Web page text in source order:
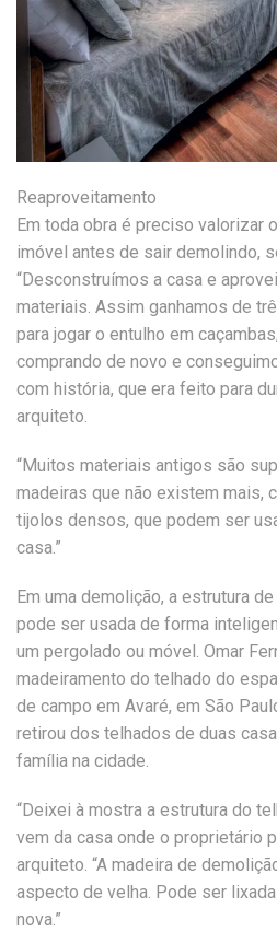
Reaproveitamento
Em toda obra é preciso valorizar
imóvel antes de sair demolindo,
“Desconstruímos a casa e
materiais. Assim ganhamos de
para jogar o entulho em
comprando de novo e
com história, que era feito para
arquiteto.
“Muitos materiais antigos são
madeiras que não existem mais,
tijolos densos, que podem ser
casa.”
Em uma demolição, a estrutura
pode ser usada de forma
um pergolado ou móvel. Omar
madeiramento do telhado do
de campo em Avaré, em São
retirou dos telhados de duas
família na cidade.
“Deixei à mostra a estrutura do
vem da casa onde o proprietário
arquiteto. “A madeira de
aspecto de velha. Pode ser
nova.”